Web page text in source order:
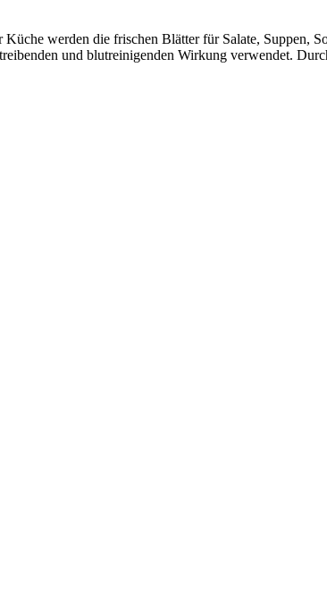
werden die frischen Blätter für Salate, Suppen,
und blutreinigenden Wirkung verwendet.